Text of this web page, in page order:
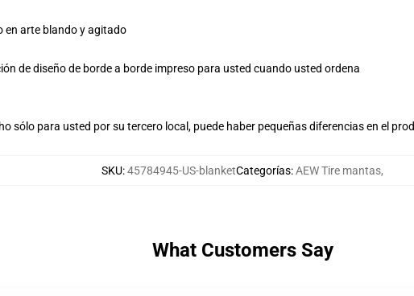
en arte blando y agitado
de diseño de borde a borde impreso para usted cuando usted ordena
sólo para usted por su tercero local, puede haber pequeñas diferencias en el
SKU:45784945-US-blanketCategorías:AEW Tire mantas,
What Customers Say